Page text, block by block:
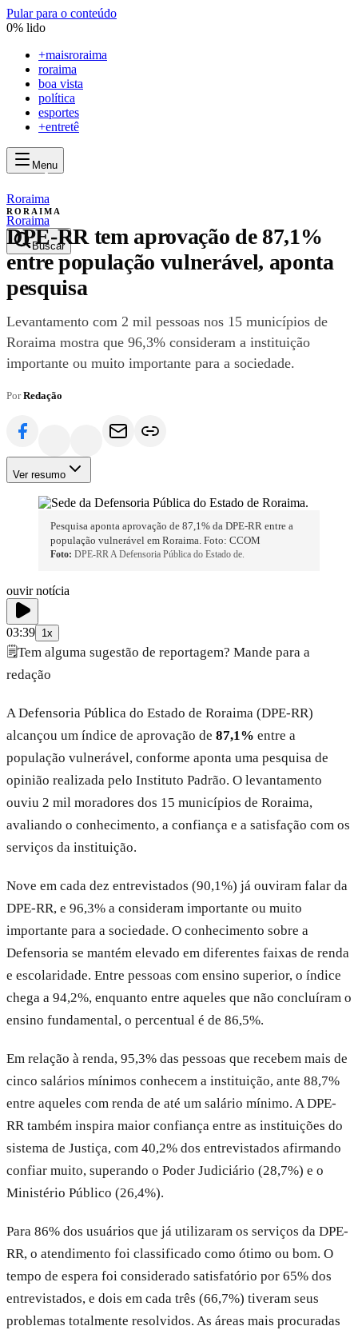
Pular para o conteúdo
0% lido
+maisroraima
roraima
boa vista
política
esportes
+entretê
Menu
maisroraima
mais
Roraima
Buscar
Roraima
RORAIMA
DPE-RR tem aprovação de 87,1%
entre população vulnerável, aponta
pesquisa
Levantamento com 2 mil pessoas nos 15 municípios de
Roraima mostra que 96,3% consideram a instituição
importante ou muito importante para a sociedade.
PorRedação
Ver resumo
Pesquisa aponta aprovação de 87,1% da DPE-RR entre a
população vulnerável em Roraima. Foto: CCOM
Foto: DPE-RR A Defensoria Pública do Estado de.
ouvir notícia
03:39 1x
🗒️Tem alguma sugestão de reportagem? Mande para a
redação
A Defensoria Pública do Estado de Roraima (DPE-RR)
alcançou um índice de aprovação de 87,1% entre a
população vulnerável, conforme aponta uma pesquisa de
opinião realizada pelo Instituto Padrão. O levantamento
ouviu 2 mil moradores dos 15 municípios de Roraima,
avaliando o conhecimento, a confiança e a satisfação com os
serviços da instituição.
Nove em cada dez entrevistados (90,1%) já ouviram falar da
DPE-RR, e 96,3% a consideram importante ou muito
importante para a sociedade. O conhecimento sobre a
Defensoria se mantém elevado em diferentes faixas de renda
e escolaridade. Entre pessoas com ensino superior, o índice
chega a 94,2%, enquanto entre aqueles que não concluíram o
ensino fundamental, o percentual é de 86,5%.
Em relação à renda, 95,3% das pessoas que recebem mais de
cinco salários mínimos conhecem a instituição, ante 88,7%
entre aqueles com renda de até um salário mínimo. A DPE-
RR também inspira maior confiança entre as instituições do
sistema de Justiça, com 40,2% dos entrevistados afirmando
confiar muito, superando o Poder Judiciário (28,7%) e o
Ministério Público (26,4%).
Para 86% dos usuários que já utilizaram os serviços da DPE-
RR, o atendimento foi classificado como ótimo ou bom. O
tempo de espera foi considerado satisfatório por 65% dos
entrevistados, e dois em cada três (66,7%) tiveram seus
problemas totalmente resolvidos. As áreas mais procuradas